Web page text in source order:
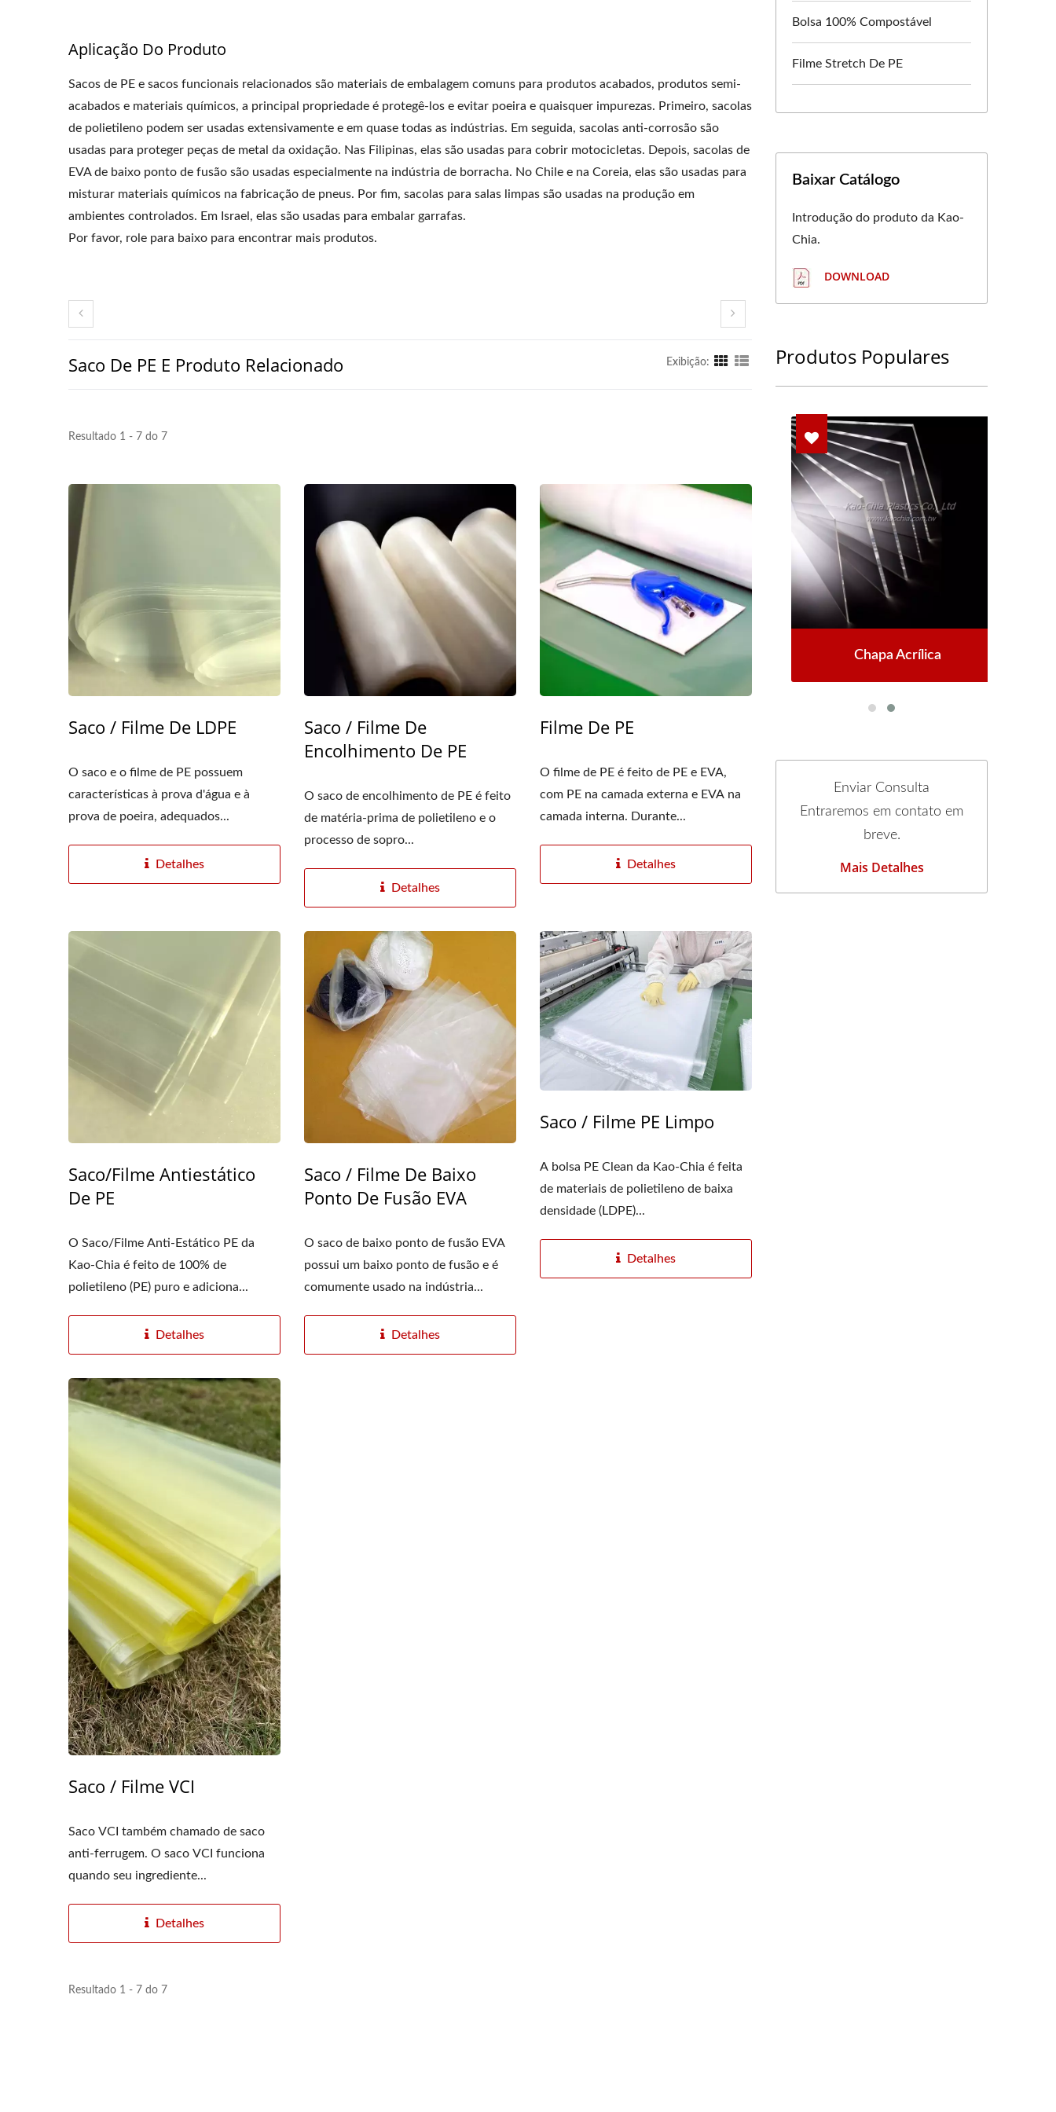
Aplicação Do Produto
Sacos de PE e sacos funcionais relacionados são materiais de embalagem comuns para produtos acabados, produtos semi-
acabados e materiais químicos, a principal propriedade é protegê-los e evitar poeira e quaisquer impurezas. Primeiro, sacolas
de polietileno podem ser usadas extensivamente e em quase todas as indústrias. Em seguida, sacolas anti-corrosão são
usadas para proteger peças de metal da oxidação. Nas Filipinas, elas são usadas para cobrir motocicletas. Depois, sacolas de
EVA de baixo ponto de fusão são usadas especialmente na indústria de borracha. No Chile e na Coreia, elas são usadas para
misturar materiais químicos na fabricação de pneus. Por fim, sacolas para salas limpas são usadas na produção em
ambientes controlados. Em Israel, elas são usadas para embalar garrafas.
Por favor, role para baixo para encontrar mais produtos.
Saco De PE E Produto Relacionado Exibição:
Resultado 1 - 7 do 7
Saco / Filme De LDPE
O saco e o filme de PE possuem
características à prova d'água e à
prova de poeira, adequados...
Detalhes
Saco / Filme De
Encolhimento De PE
O saco de encolhimento de PE é feito
de matéria-prima de polietileno e o
processo de sopro...
Detalhes
Filme De PE
O filme de PE é feito de PE e EVA,
com PE na camada externa e EVA na
camada interna. Durante...
Detalhes
Saco/Filme Antiestático
De PE
O Saco/Filme Anti-Estático PE da
Kao-Chia é feito de 100% de
polietileno (PE) puro e adiciona...
Detalhes
Saco / Filme De Baixo
Ponto De Fusão EVA
O saco de baixo ponto de fusão EVA
possui um baixo ponto de fusão e é
comumente usado na indústria...
Detalhes
Saco / Filme PE Limpo
A bolsa PE Clean da Kao-Chia é feita
de materiais de polietileno de baixa
densidade (LDPE)...
Detalhes
Saco / Filme VCI
Saco VCI também chamado de saco
anti-ferrugem. O saco VCI funciona
quando seu ingrediente...
Detalhes
Resultado 1 - 7 do 7
Bolsa 100% Compostável
Filme Stretch De PE
Baixar Catálogo
Introdução do produto da Kao-
Chia.
DOWNLOAD
Produtos Populares
Filme Stretch PE Chapa Acrílica Filme Stretch PE Chapa Acrílica
Enviar Consulta
Entraremos em contato em
breve.
Mais Detalhes